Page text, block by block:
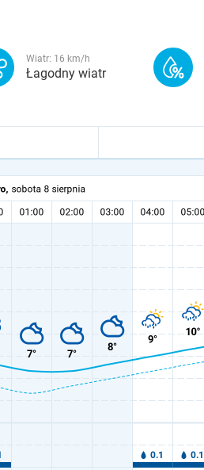
Wiatr: 16 km/h
Łagodny wiatr